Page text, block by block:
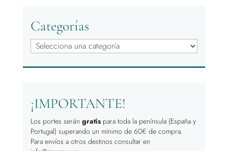
Categorías
¡IMPORTANTE!
Los portes serán gratispara toda la península (España y
Portugal) superando un mínimo de 60€ de compra.
Para envíos a otros destinos consultar en